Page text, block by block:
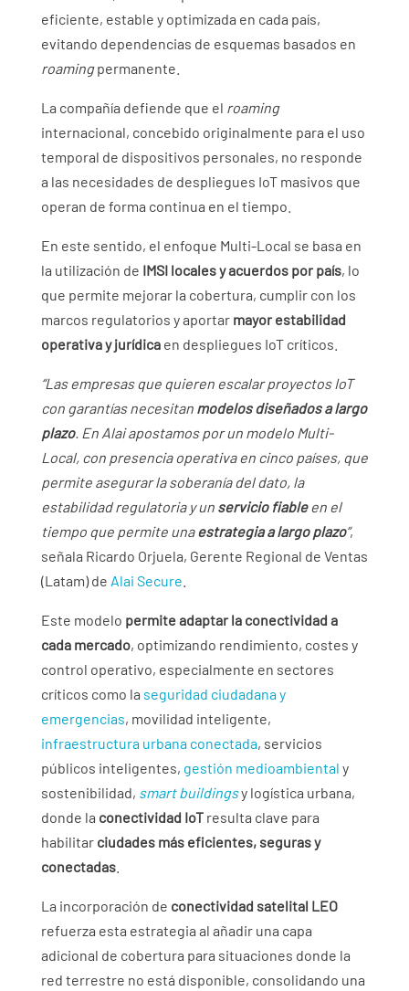
eficiente, estable y optimizada en cada país,
evitando dependencias de esquemas basados en
roamingpermanente.
La compañía defiende que el roaming
internacional, concebido originalmente para el uso
temporal de dispositivos personales, no responde
a las necesidades de despliegues IoT masivos que
operan de forma continua en el tiempo.
En este sentido, el enfoque Multi-Local se basa en
la utilización de IMSI locales y acuerdos por país, lo
que permite mejorar la cobertura, cumplir con los
marcos regulatorios y aportar mayor estabilidad
operativa y jurídicaen despliegues IoT críticos.
“Las empresas que quieren escalar proyectos IoT
con garantías necesitan modelos diseñados a largo
plazo. En Alai apostamos por un modelo Multi-
Local, con presencia operativa en cinco países, que
permite asegurar la soberanía del dato, la
estabilidad regulatoria y un servicio fiableen el
tiempo que permite unaestrategia a largo plazo”,
señala Ricardo Orjuela, Gerente Regional de Ventas
(Latam) de Alai Secure
Este modelo permite adaptar la conectividad a
cada mercado, optimizando rendimiento, costes y
control operativo, especialmente en sectores
críticos como la seguridad ciudadana y
emergencias, movilidad inteligente,
infraestructura urbana conectada, servicios
públicos inteligentes, gestión medioambiental y
sostenibilidad, smart buildingsy logística urbana,
donde la conectividad IoTresulta clave para
habilitar ciudades más eficientes, seguras y
conectadas.
La incorporación de conectividad satelital LEO
refuerza esta estrategia al añadir una capa
adicional de cobertura para situaciones donde la
red terrestre no está disponible, consolidando una